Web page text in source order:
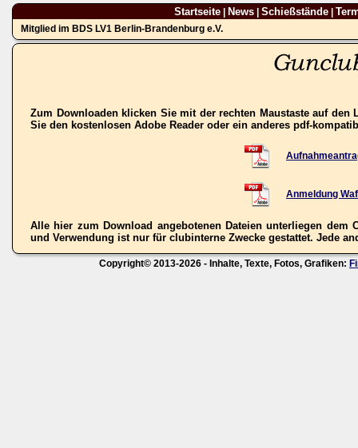
Startseite| News| Schießstände|
Mitglied im BDS LV1 Berlin-Brandenburg e.V.
Zum Downloaden klicken Sie mit der rechten Maustaste auf
Sie den kostenlosen Adobe Reader oder ein anderes pdf-
Anmeldung
Alle hier zum Download angebotenen Dateien unterliegen
und Verwendung ist nur für clubinterne Zwecke gestattet. Jede
Copyright© 2013-2026 - Inhalte, Texte, Fotos, Grafiken: